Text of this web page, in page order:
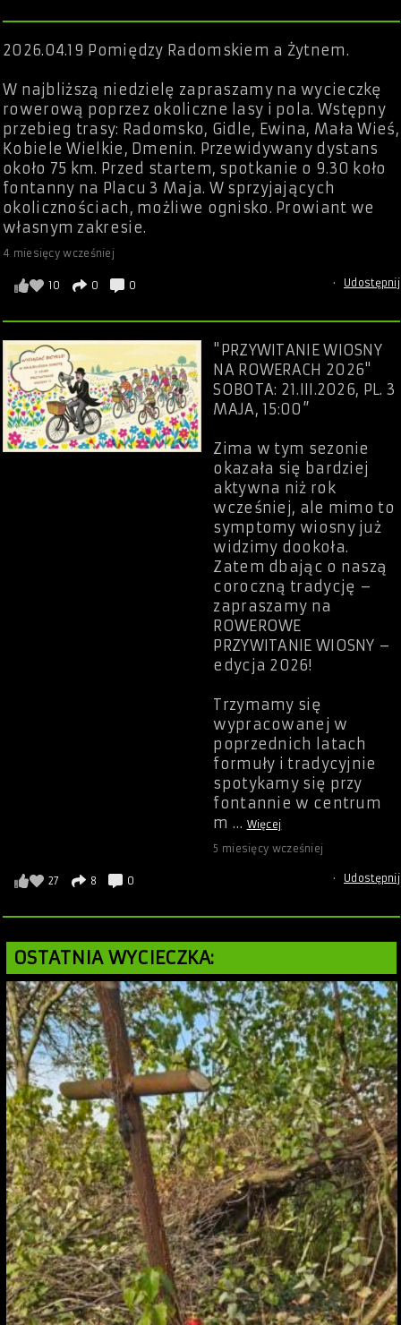
2026.04.19 Pomiędzy Radomskiem a Żytnem.
W najbliższą niedzielę zapraszamy na wycieczkę
rowerową poprzez okoliczne lasy i pola. Wstępny
przebieg trasy: Radomsko, Gidle, Ewina, Mała Wieś,
Kobiele Wielkie, Dmenin. Przewidywany dystans
około 75 km. Przed startem, spotkanie o 9.30 koło
fontanny na Placu 3 Maja. W sprzyjających
okolicznościach, możliwe ognisko. Prowiant we
własnym zakresie.
4 miesięcy wcześniej
· Udostępnij
10 0 0
"PRZYWITANIE WIOSNY
NA ROWERACH 2026"
SOBOTA: 21.III.2026, PL. 3
MAJA, 15:00”
Zima w tym sezonie
okazała się bardziej
aktywna niż rok
wcześniej, ale mimo to
symptomy wiosny już
widzimy dookoła.
Zatem dbając o naszą
coroczną tradycję –
zapraszamy na
ROWEROWE
PRZYWITANIE WIOSNY –
edycja 2026!
Trzymamy się
wypracowanej w
poprzednich latach
formuły i tradycyjnie
spotykamy się przy
fontannie w centrum
m … Więcej
5 miesięcy wcześniej
· Udostępnij
27 8 0
OSTATNIA WYCIECZKA: